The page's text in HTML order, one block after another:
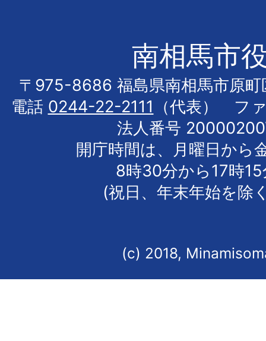
南相馬市
〒975-8686 福島県南相馬市原町
電話 0244-22-2111
（代表） フ
法人番号
開庁時間は、月曜日から
8時30分から17時
(祝日、年末年始を除
(c) 2018,